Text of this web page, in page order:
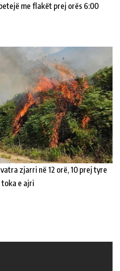
me flakët prej orës 6:00
zjarri në 12 orë, 10 prej tyre
e ajri